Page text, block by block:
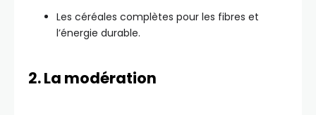
Les céréales complètes pour les fibres et
l’énergie durable.
2. La modération